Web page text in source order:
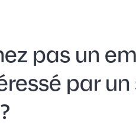
pas un
par
?